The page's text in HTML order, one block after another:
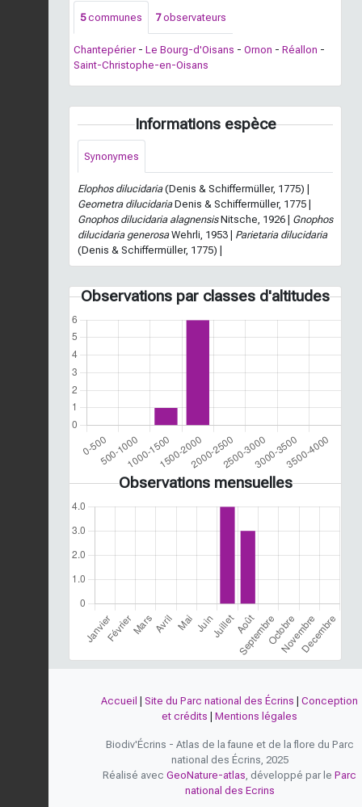
5communes 7observateurs
Chantepérier - Le Bourg-d'Oisans - Ornon - Réallon -
Saint-Christophe-en-Oisans
Informations espèce
Synonymes
Elophos dilucidaria(Denis & Schiffermüller, 1775) |
Geometra dilucidariaDenis & Schiffermüller, 1775 |
Gnophos dilucidaria alagnensisNitsche, 1926 | Gnophos
dilucidaria generosaWehrli, 1953 | Parietaria dilucidaria
(Denis & Schiffermüller, 1775) |
Observations par classes d'altitudes
Observations mensuelles
Accueil Site du Parc national des Écrins
Conception
et crédits
Mentions légales
Biodiv'Écrins - Atlas de la faune et de la flore du Parc
national des Écrins, 2025
Réalisé avec GeoNature-atlas, développé par le Parc
national des Ecrins